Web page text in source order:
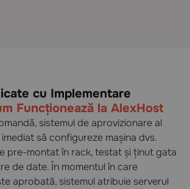
cu Implementare
Funcționează la AlexHost
sistemul de aprovizionare al
să configureze mașina dvs.
pre-montat în rack, testat și ținut gata
de date. În momentul în care
aprobată, sistemul atribuie serverul